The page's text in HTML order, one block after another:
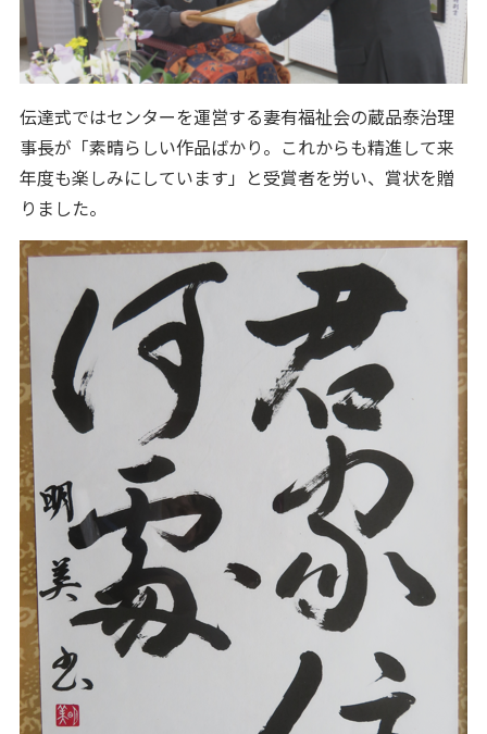
伝達式ではセンターを運営する妻有福祉会の蔵品泰治理
事長が「素晴らしい作品ばかり。これからも精進して来
年度も楽しみにしています」と受賞者を労い、賞状を贈
りました。